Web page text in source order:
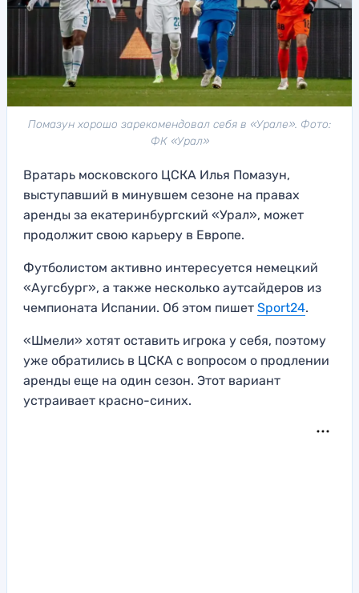
Помазун хорошо зарекомендовал себя в «Урале». Фото:
ФК «Урал»
Вратарь московского ЦСКА Илья Помазун,
выступавший в минувшем сезоне на правах
аренды за екатеринбургский «Урал», может
продолжит свою карьеру в Европе.
Футболистом активно интересуется немецкий
«Аугсбург», а также несколько аутсайдеров из
чемпионата Испании. Об этом пишет Sport24.
«Шмели» хотят оставить игрока у себя, поэтому
уже обратились в ЦСКА с вопросом о продлении
аренды еще на один сезон. Этот вариант
устраивает красно-синих.